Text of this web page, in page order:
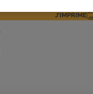
J'IMPRIME